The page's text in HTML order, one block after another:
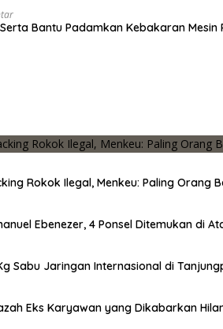
Bantu Padamkan Kebakaran Mesin
Rokok Ilegal, Menkeu: Paling Orang
Ebenezer, 4 Ponsel Ditemukan di
Sabu Jaringan Internasional di
Eks Karyawan yang Dikabarkan